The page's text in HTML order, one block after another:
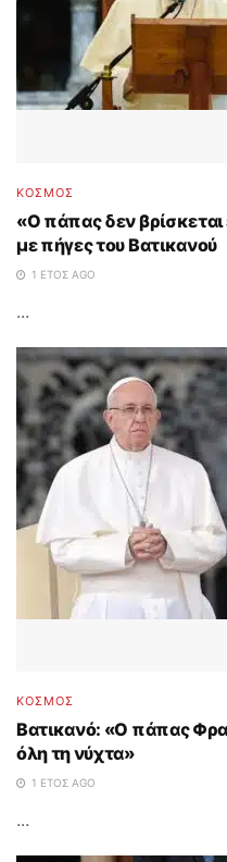
ΚΟΣΜΟΣ
«Ο πάπας δεν
με πήγες του Βατικανού
1 ΈΤΟΣ AGO
...
ΚΟΣΜΟΣ
Βατικανό: «Ο πάπας
όλη τη νύχτα»
1 ΈΤΟΣ AGO
...